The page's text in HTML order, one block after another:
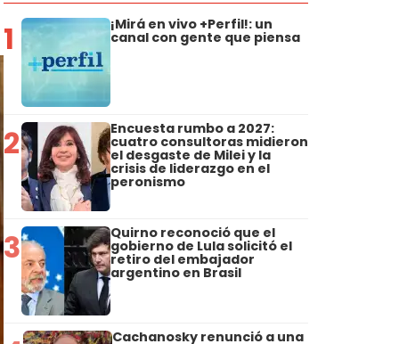
1 ¡Mirá en vivo +Perfil!: un
canal con gente que piensa
2 Encuesta rumbo a 2027:
cuatro consultoras midieron
el desgaste de Milei y la
crisis de liderazgo en el
peronismo
3 Quirno reconoció que el
gobierno de Lula solicitó el
retiro del embajador
argentino en Brasil
Cachanosky renunció a una